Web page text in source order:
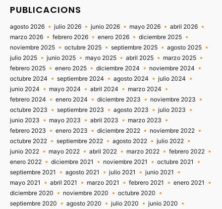
PUBLICACIONS
agosto 2026 julio 2026 junio 2026 mayo 2026
abril 2026
marzo 2026
febrero 2026 enero 2026
diciembre 2025
noviembre 2025
octubre 2025 septiembre 2025
agosto 2025
julio 2025
junio 2025 mayo 2025 abril 2025
marzo 2025
febrero 2025
enero 2025 diciembre 2024
noviembre 2024
octubre 2024
septiembre 2024 agosto 2024
julio 2024
junio 2024
mayo 2024 abril 2024
marzo 2024
febrero 2024
enero 2024 diciembre 2023
noviembre 2023
octubre 2023
septiembre 2023 agosto 2023
julio 2023
junio 2023
mayo 2023 abril 2023
marzo 2023
febrero 2023
enero 2023 diciembre 2022
noviembre 2022
octubre 2022
septiembre 2022 agosto 2022
julio 2022
junio 2022
mayo 2022 abril 2022 marzo 2022
febrero 2022
enero 2022
diciembre 2021 noviembre 2021
octubre 2021
septiembre 2021
agosto 2021 julio 2021
junio 2021
mayo 2021
abril 2021 marzo 2021 febrero 2021
enero 2021
diciembre 2020
noviembre 2020
octubre 2020
septiembre 2020
agosto 2020 julio 2020
junio 2020